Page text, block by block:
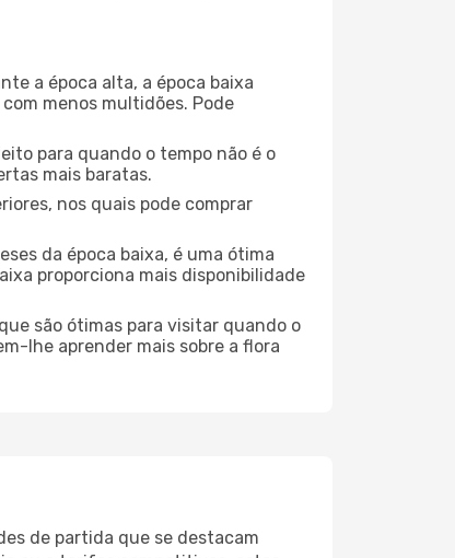
a época alta, a época baixa
menos multidões. Pode
para quando o tempo não é o
mais baratas.
nos quais pode comprar
da época baixa, é uma ótima
proporciona mais disponibilidade
são ótimas para visitar quando o
lhe aprender mais sobre a flora
de partida que se destacam